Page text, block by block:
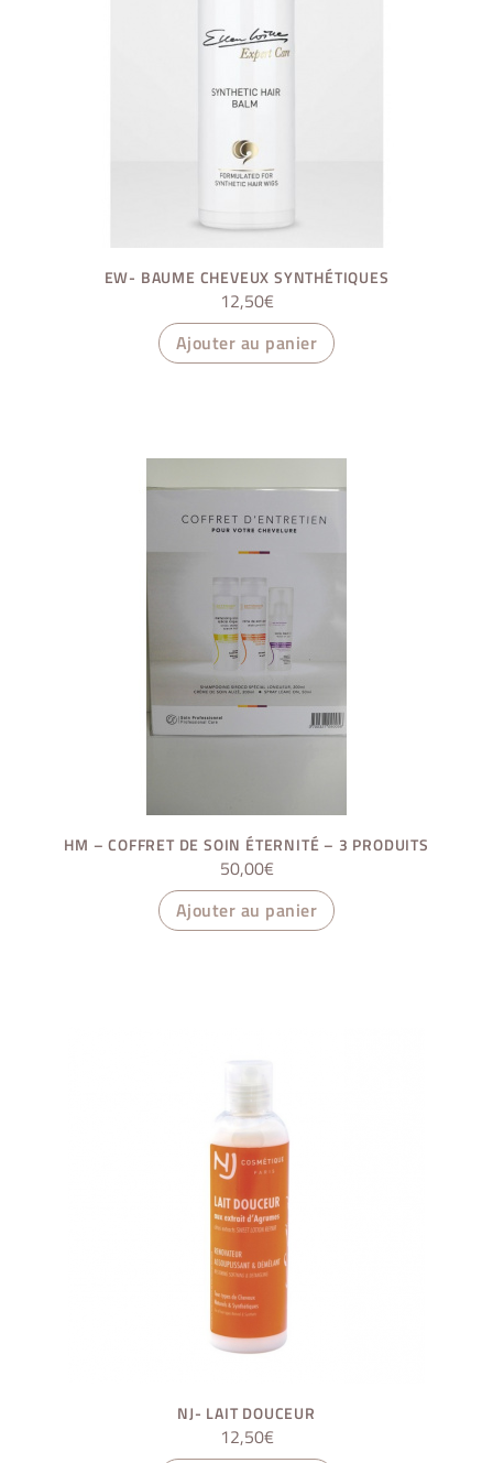
EW- BAUME CHEVEUX SYNTHÉTIQUES
12,50€
Ajouter au panier
HM – COFFRET DE SOIN ÉTERNITÉ – 3 PRODUITS
50,00€
Ajouter au panier
NJ- LAIT DOUCEUR
12,50€